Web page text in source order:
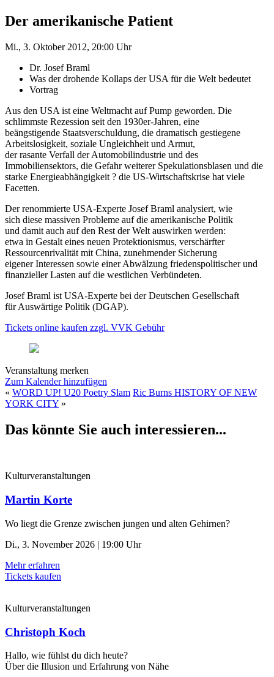
Der amerikanische Patient
Mi., 3. Oktober 2012, 20:00 Uhr
Dr. Josef Braml
Was der drohende Kollaps der USA für die Welt bedeutet
Vortrag
Aus den USA ist eine Weltmacht auf Pump geworden. Die
schlimmste Rezession seit den 1930er-Jahren, eine
beängstigende Staatsverschuldung, die dramatisch gestiegene
Arbeitslosigkeit, soziale Ungleichheit und Armut,
der rasante Verfall der Automobilindustrie und des
Immobiliensektors, die Gefahr weiterer Spekulationsblasen und die
starke Energieabhängigkeit ? die US-Wirtschaftskrise hat viele
Facetten.
Der renommierte USA-Experte Josef Braml analysiert, wie
sich diese massiven Probleme auf die amerikanische Politik
und damit auch auf den Rest der Welt auswirken werden:
etwa in Gestalt eines neuen Protektionismus, verschärfter
Ressourcenrivalität mit China, zunehmender Sicherung
eigener Interessen sowie einer Abwälzung friedenspolitischer und
finanzieller Lasten auf die westlichen Verbündeten.
Josef Braml ist USA-Experte bei der Deutschen Gesellschaft
für Auswärtige Politik (DGAP).
Tickets online kaufen zzgl. VVK Gebühr
Veranstaltung merken
Zum Kalender hinzufügen
« WORD UP! U20 Poetry Slam Ric Burns HISTORY OF NEW
YORK CITY »
Das könnte Sie auch interessieren...
Kulturveranstaltungen
Martin Korte
Wo liegt die Grenze zwischen jungen und alten Gehirnen?
Di., 3. November 2026 | 19:00 Uhr
Mehr erfahren
Tickets kaufen
Kulturveranstaltungen
Christoph Koch
Hallo, wie fühlst du dich heute?
Über die Illusion und Erfahrung von Nähe